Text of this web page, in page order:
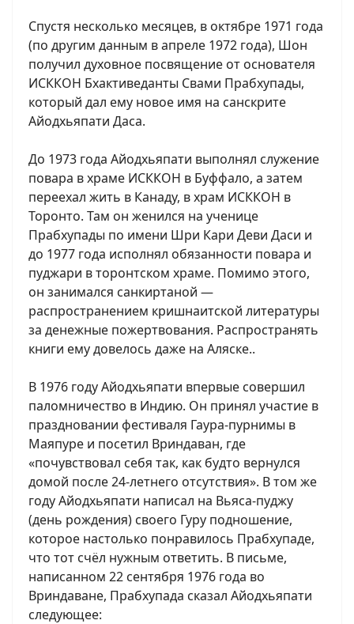
Спустя несколько месяцев, в октябре 1971 года
(по другим данным в апреле 1972 года), Шон
получил духовное посвящение от основателя
ИСККОН Бхактиведанты Свами Прабхупады,
который дал ему новое имя на санскрите
Айодхьяпати Даса.
До 1973 года Айодхьяпати выполнял служение
повара в храме ИСККОН в Буффало, а затем
переехал жить в Канаду, в храм ИСККОН в
Торонто. Там он женился на ученице
Прабхупады по имени Шри Кари Деви Даси и
до 1977 года исполнял обязанности повара и
пуджари в торонтском храме. Помимо этого,
он занимался санкиртаной —
распространением кришнаитской литературы
за денежные пожертвования. Распространять
книги ему довелось даже на Аляске..
В 1976 году Айодхьяпати впервые совершил
паломничество в Индию. Он принял участие в
праздновании фестиваля Гаура-пурнимы в
Маяпуре и посетил Вриндаван, где
«почувствовал себя так, как будто вернулся
домой после 24-летнего отсутствия». В том же
году Айодхьяпати написал на Вьяса-пуджу
(день рождения) своего Гуру подношение,
которое настолько понравилось Прабхупаде,
что тот счёл нужным ответить. В письме,
написанном 22 сентября 1976 года во
Вриндаване, Прабхупада сказал Айодхьяпати
следующее: